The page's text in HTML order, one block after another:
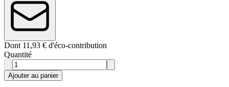
Dont 11,93 € d'éco-contribution
Quantité
Ajouter au panier